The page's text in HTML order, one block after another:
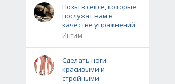
Позы в сексе, которые
послужат вам в
качестве упражнений
Интим
Сделать ноги
красивыми и
стройными